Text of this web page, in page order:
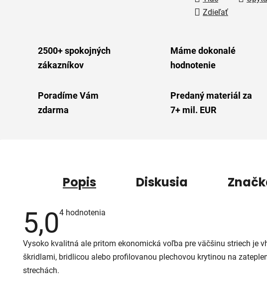
Zdieľať
2500+ spokojných
zákazníkov
Máme dokonalé
hodnotenie
Poradíme Vám
zdarma
Predaný materiál za
7+ mil. EUR
Popis Diskusia
5,0Priemerné
5,0
z
5
4 hodnotenia
Vysoko kvalitná ale pritom ekonomická voľba pre väčšinu striech je
škridlami, bridlicou alebo profilovanou plechovou krytinou na
strechách.